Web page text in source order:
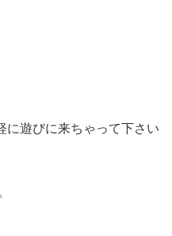
に遊びに来ちゃって下さい